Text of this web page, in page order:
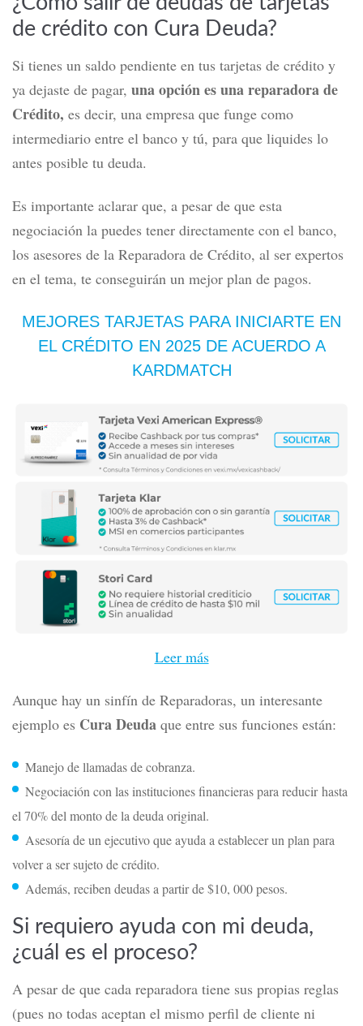
de crédito con Cura Deuda?
Si tienes un saldo pendiente en tus tarjetas de crédito y
ya dejaste de pagar, una opción es una reparadora de
Crédito, es decir, una empresa que funge como
intermediario entre el banco y tú, para que liquides lo
antes posible tu deuda.
Es importante aclarar que, a pesar de que esta
negociación la puedes tener directamente con el banco,
los asesores de la Reparadora de Crédito, al ser expertos
en el tema, te conseguirán un mejor plan de pagos.
MEJORES TARJETAS PARA INICIARTE EN
EL CRÉDITO EN 2025 DE ACUERDO A
KARDMATCH
Leer más
Aunque hay un sinfín de Reparadoras, un interesante
ejemplo es Cura Deuda que entre sus funciones están:
Manejo de llamadas de cobranza.
Negociación con las instituciones financieras para reducir hasta
el 70% del monto de la deuda original.
Asesoría de un ejecutivo que ayuda a establecer un plan para
volver a ser sujeto de crédito.
Además, reciben deudas a partir de $10, 000 pesos.
Si requiero ayuda con mi deuda,
¿cuál es el proceso?
A pesar de que cada reparadora tiene sus propias reglas
(pues no todas aceptan el mismo perfil de cliente ni